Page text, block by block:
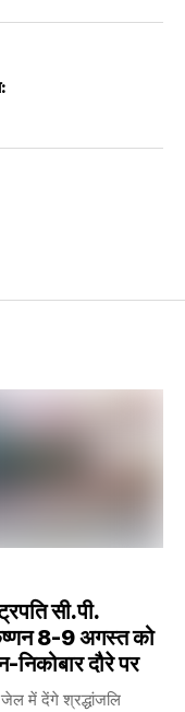
सी.पी.
8-9 अगस्त को
निकोबार दौरे पर
में देंगे श्रद्धांजलि